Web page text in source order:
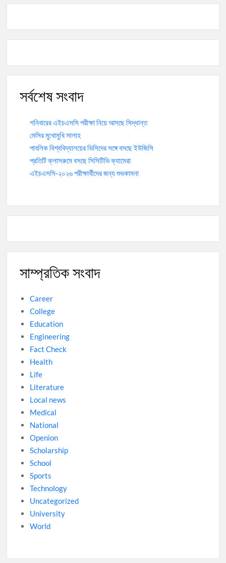
সর্বশেষ সংবাদ
শনিবারের এইচএসসি পরীক্ষা নিয়ে আসছে সিদ্ধান্ত
মেসির মুখোমুখি সালাহ
পাবলিক বিশ্ববিদ্যালয়ের ভিসিদের সঙ্গে বসছে ইউজিসি
প্রতিটি ক্লাসরুমে বসছে সিসিটিভি ক্যামেরা
এইচএসসি-২০২৬ পরীক্ষার্থীদের জন্য শুভকামনা
সাম্প্রতিক সংবাদ
Career
College
Education
Engineering
Fact Check
Health
Life
Literature
Local news
Medical
National
Openion
Scholarship
School
Sports
Technology
Uncategorized
University
World